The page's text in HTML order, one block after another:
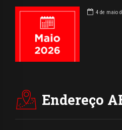
4 de maio
Endereço